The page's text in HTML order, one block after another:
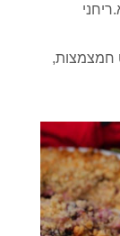
חמצמצות,